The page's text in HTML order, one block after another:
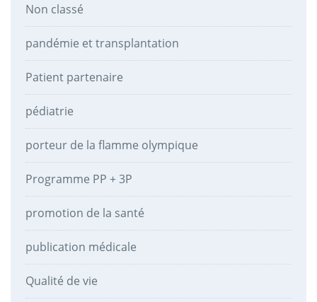
Non classé
pandémie et transplantation
Patient partenaire
pédiatrie
porteur de la flamme olympique
Programme PP + 3P
promotion de la santé
publication médicale
Qualité de vie